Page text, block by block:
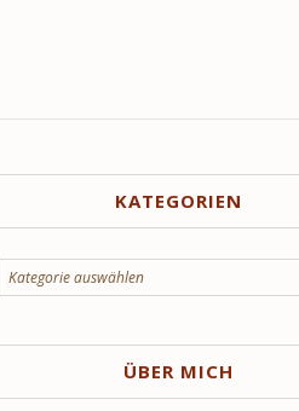
KATEGORIEN
Kategorien
ÜBER MICH